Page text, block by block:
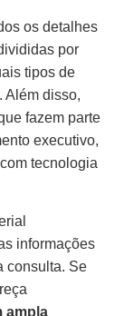
os detalhes
por
tipos de
Além disso,
fazem parte
executivo,
tecnologia
informações
consulta. Se
ampla